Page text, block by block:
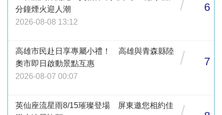
分鐘煙火迎人潮
2026-08-08 13:12
6
高雄市民赴日享專屬小禮！ 高雄與青森縣陸
奧市即日啟動景點互惠
2026-08-07 00:07
/ 7
英仙座流星雨8/15璀璨登場 屏東邀您相約佳